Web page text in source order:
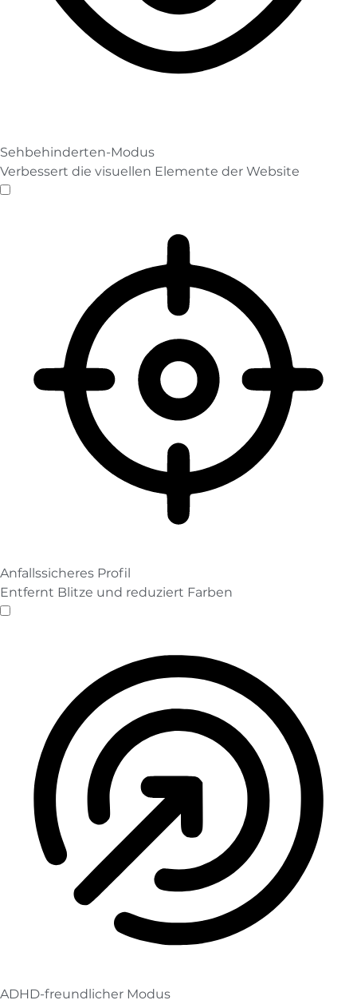
Sehbehinderten-Modus
Verbessert die visuellen Elemente der Website
Sehbehinderten-Modus
Anfallssicheres Profil
Entfernt Blitze und reduziert Farben
Anfallssicheres Profil
ADHD-freundlicher Modus